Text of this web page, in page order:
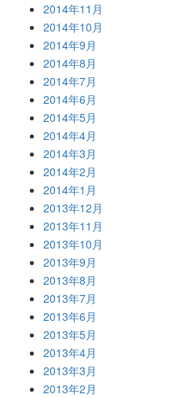
2014年11月
2014年10月
2014年9月
2014年8月
2014年7月
2014年6月
2014年5月
2014年4月
2014年3月
2014年2月
2014年1月
2013年12月
2013年11月
2013年10月
2013年9月
2013年8月
2013年7月
2013年6月
2013年5月
2013年4月
2013年3月
2013年2月